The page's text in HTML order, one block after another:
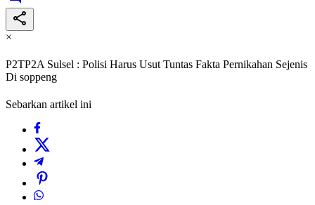
×
P2TP2A Sulsel : Polisi Harus Usut Tuntas Fakta Pernikahan Sejenis
Di soppeng
Sebarkan artikel ini